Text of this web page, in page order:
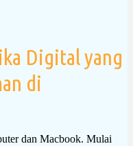
Digital yang
di
dan Macbook. Mulai